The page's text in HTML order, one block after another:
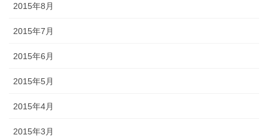
2015年8月
2015年7月
2015年6月
2015年5月
2015年4月
2015年3月